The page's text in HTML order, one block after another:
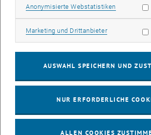
Info Session Learning Journey Turin
03
INFORMATIONSVERANSTALTUNG Online, Via
Anonymisierte WebstatistikenStatistik
Marketing und DrittanbieterMarketing
AUSWAHL SPEICHERN UND
NUR ERFORDERLICHE
ALLEN COOKIES